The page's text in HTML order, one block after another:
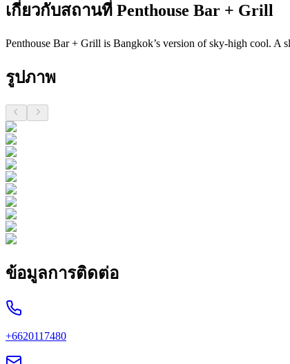
เกี่ยวกับสถานที่ Penthouse Bar + Grill
Penthouse Bar + Grill is Bangkok’s version of sky-high cool. A
รูปภาพ
ข้อมูลการติดต่อ
+6620117480